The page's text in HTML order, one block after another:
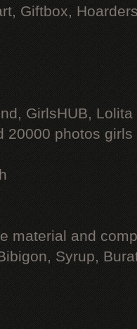
Giftbox,
GirlsHUB, Lolita
20000 photos
material and
Syrup,